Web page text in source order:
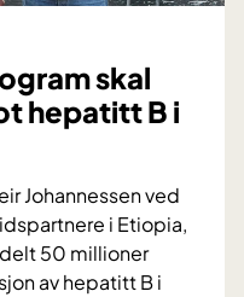
skal
hepatitt B i
Johannessen ved
i Etiopia,
50 millioner
av hepatitt B i